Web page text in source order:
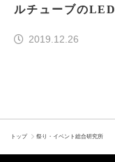
ルチューブの
2019.12.26
トップ 祭り・イベント総合研究所